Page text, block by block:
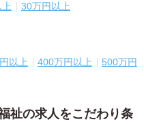
30万円以上
以上 400万円以上
500万円
祉の求人をこだわり条